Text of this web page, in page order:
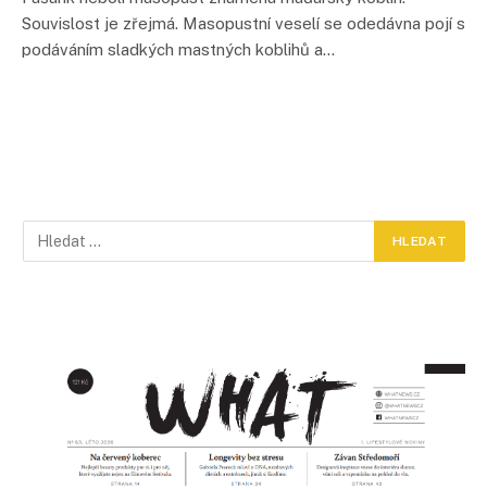
Souvislost je zřejmá. Masopustní veselí se odedávna pojí s
podáváním sladkých mastných koblihů a…